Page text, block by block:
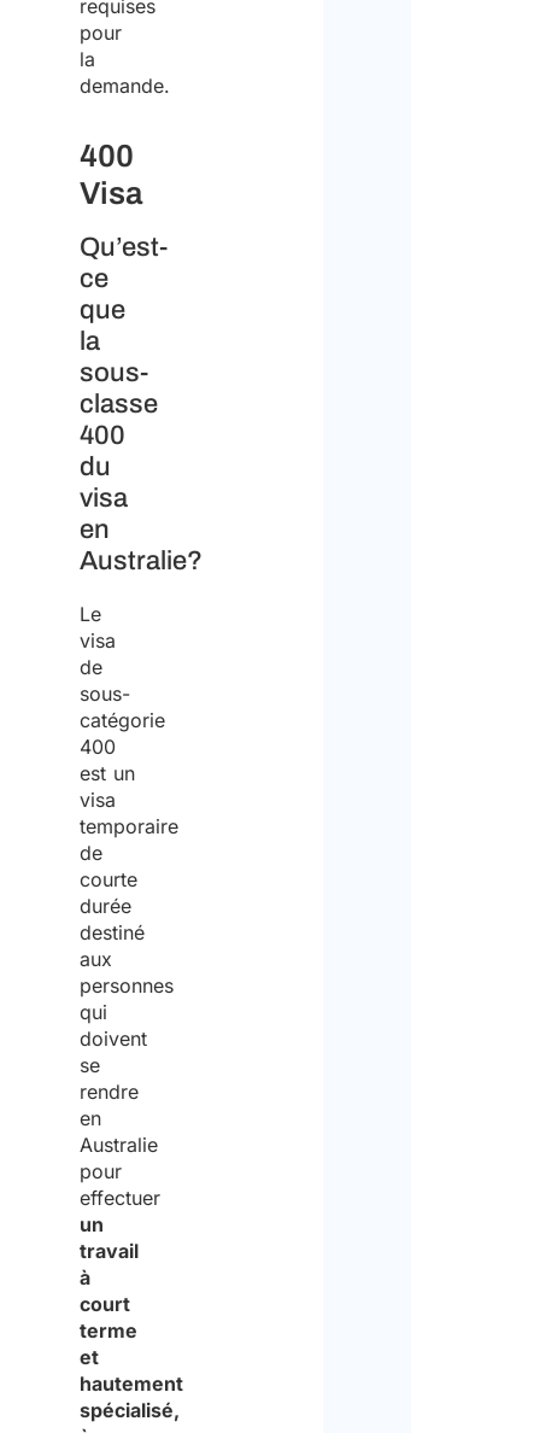
requises
pour
la
demande.
400
Visa
Qu’est-
ce
que
la
sous-
classe
400
du
visa
en
Australie?
Le
visa
de
sous-
catégorie
400
est un
visa
temporaire
de
courte
durée
destiné
aux
personnes
qui
doivent
se
rendre
en
Australie
pour
effectuer
un
travail
à
court
terme
et
hautement
spécialisé,